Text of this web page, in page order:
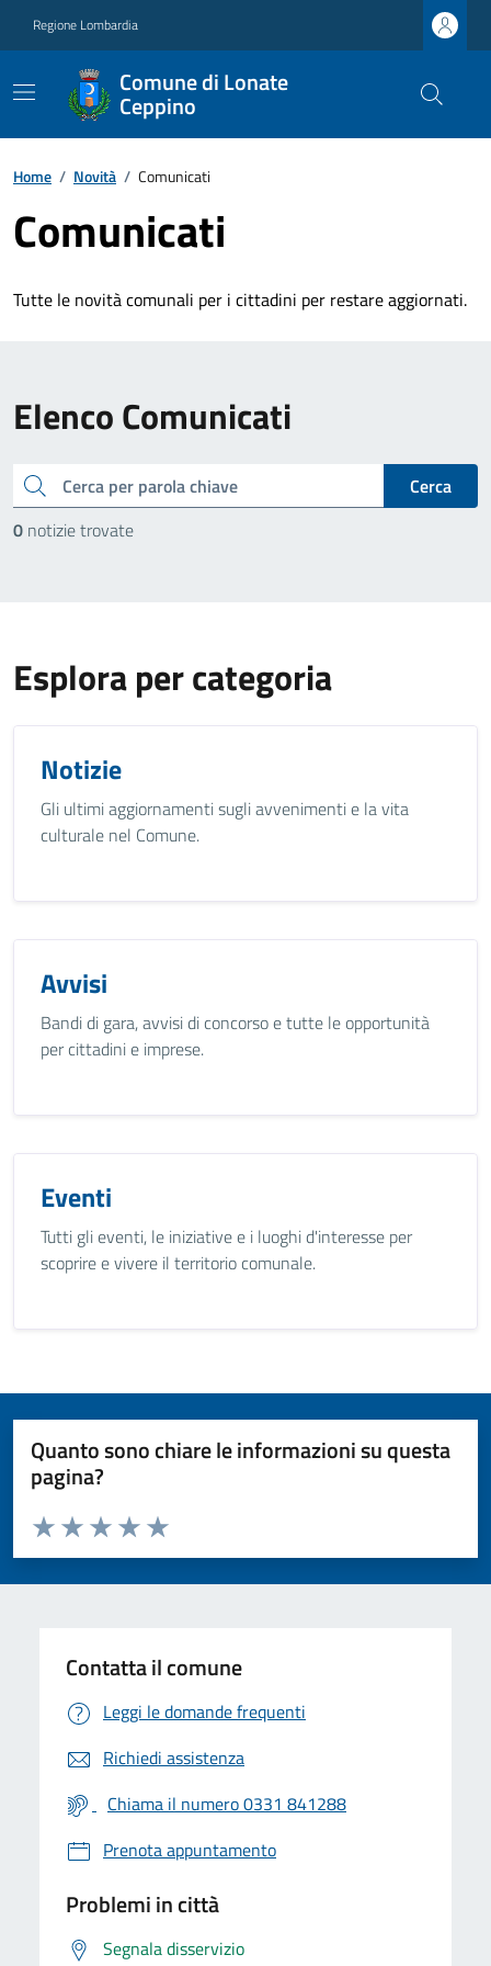
Regione Lombardia
Comune di Lonate
Ceppino
Home / Novità / Comunicati
Comunicati
Tutte le novità comunali per i cittadini per restare aggiornati.
Elenco Comunicati
cerca
Cerca
0 notizie trovate
Esplora per categoria
Notizie
Gli ultimi aggiornamenti sugli avvenimenti e la vita
culturale nel Comune.
Avvisi
Bandi di gara, avvisi di concorso e tutte le opportunità
per cittadini e imprese.
Eventi
Tutti gli eventi, le iniziative e i luoghi d'interesse per
scoprire e vivere il territorio comunale.
Quanto sono chiare le informazioni su questa
pagina?
Valuta da 1 a 5 stelle la pagina
Valuta 5 stelle su 5
Valuta 4 stelle su 5
Valuta 3 stelle su 5
Valuta 2 stelle su 5
Valuta 1 stelle su 5
Contatta il comune
Leggi le domande frequenti
Richiedi assistenza
Chiama il numero 0331 841288
Prenota appuntamento
Problemi in città
Segnala disservizio